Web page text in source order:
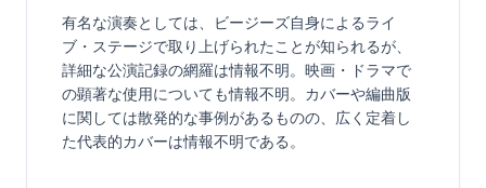
有名な演奏としては、ビージーズ自身によるライ
ブ・ステージで取り上げられたことが知られるが、
詳細な公演記録の網羅は情報不明。映画・ドラマで
の顕著な使用についても情報不明。カバーや編曲版
に関しては散発的な事例があるものの、広く定着し
た代表的カバーは情報不明である。